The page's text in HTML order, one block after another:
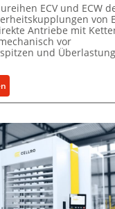
ECV und ECW
von
Antriebe mit
vor
und
M
c
h
n
i